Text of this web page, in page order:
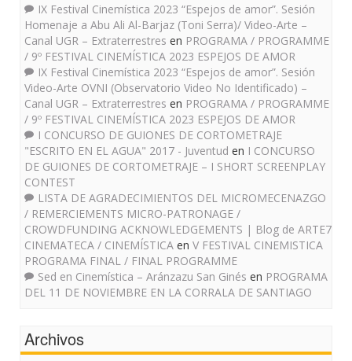
IX Festival Cinemística 2023 “Espejos de amor”. Sesión
Homenaje a Abu Ali Al-Barjaz (Toni Serra)/ Video-Arte –
Canal UGR – Extraterrestres en PROGRAMA / PROGRAMME
/ 9º FESTIVAL CINEMÍSTICA 2023 ESPEJOS DE AMOR
IX Festival Cinemística 2023 “Espejos de amor”. Sesión
Video-Arte OVNI (Observatorio Video No Identificado) –
Canal UGR – Extraterrestres en PROGRAMA / PROGRAMME
/ 9º FESTIVAL CINEMÍSTICA 2023 ESPEJOS DE AMOR
I CONCURSO DE GUIONES DE CORTOMETRAJE
"ESCRITO EN EL AGUA" 2017 - Juventud en I CONCURSO
DE GUIONES DE CORTOMETRAJE – I SHORT SCREENPLAY
CONTEST
LISTA DE AGRADECIMIENTOS DEL MICROMECENAZGO
/ REMERCIEMENTS MICRO-PATRONAGE /
CROWDFUNDING ACKNOWLEDGEMENTS | Blog de ARTE7
CINEMATECA / CINEMÍSTICA en V FESTIVAL CINEMISTICA
PROGRAMA FINAL / FINAL PROGRAMME
Sed en Cinemística – Aránzazu San Ginés en PROGRAMA
DEL 11 DE NOVIEMBRE EN LA CORRALA DE SANTIAGO
Archivos